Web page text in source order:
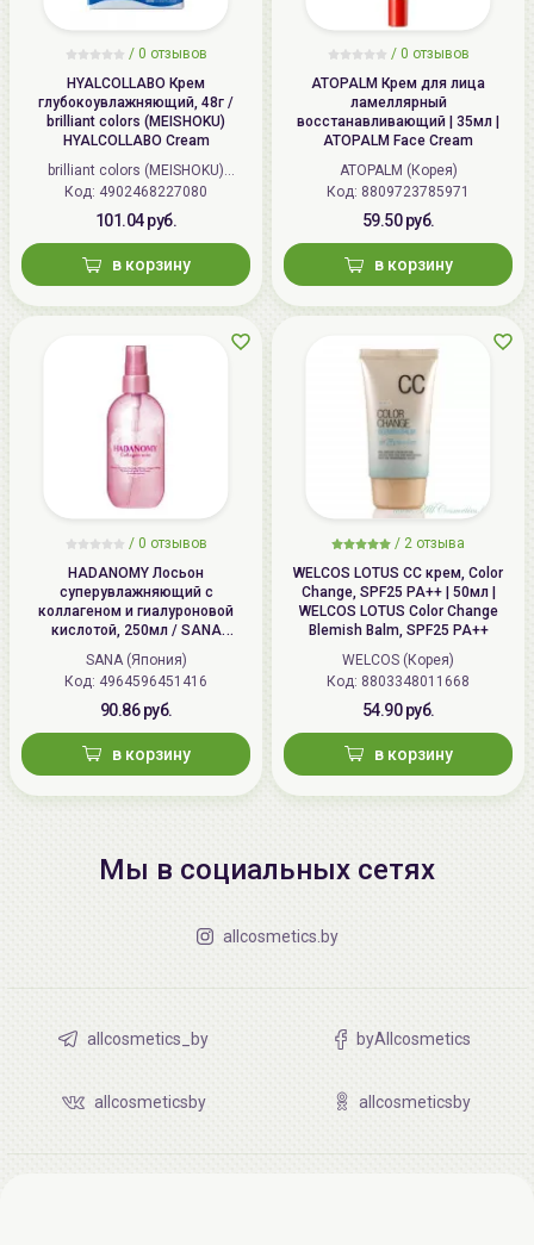
/ 0 отзывов
HYALCOLLABO Крем
глубокоувлажняющий, 48г /
brilliant colors (MEISHOKU)
HYALCOLLABO Cream
brilliant colors (MEISHOKU)
(Япония)
Код: 4902468227080
101.04 руб.
в корзину
/ 0 отзывов
ATOPALM Крем для лица
ламеллярный
восстанавливающий | 35мл |
ATOPALM Face Cream
ATOPALM (Корея)
Код: 8809723785971
59.50 руб.
в корзину
/ 0 отзывов
HADANOMY Лосьон
суперувлажняющий с
коллагеном и гиалуроновой
кислотой, 250мл / SANA
HADANOMY Collagen mist
SANA (Япония)
Код: 4964596451416
90.86 руб.
в корзину
/ 2 отзыва
WELCOS LOTUS СС крем, Color
Change, SPF25 PA++ | 50мл |
WELCOS LOTUS Color Change
Blemish Balm, SPF25 PA++
WELCOS (Корея)
Код: 8803348011668
54.90 руб.
в корзину
Мы в социальных сетях
allcosmetics.by
allcosmetics_by byAllcosmetics
allcosmeticsby allcosmeticsby